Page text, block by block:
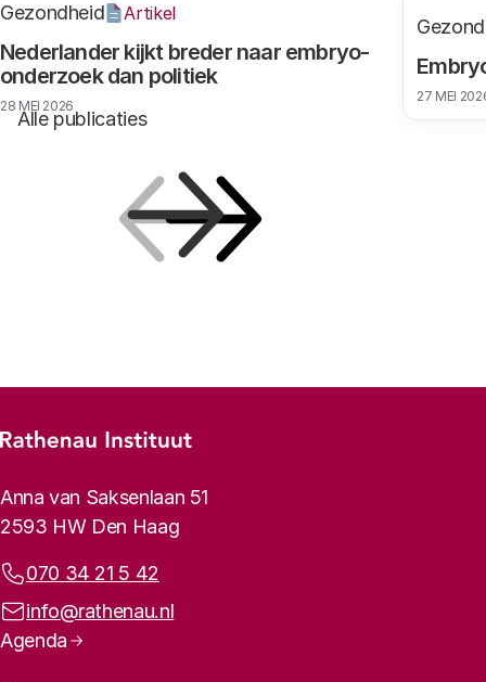
Alle publicaties
Nederlander kijkt breder naar embryo-
onderzoek dan politiek
Gezondheid Artikel
28 MEI 2026
27 MEI
Footer-menu
Rathenau logo, naar de homepage
Contactinformatie
Anna van Saksenlaan 51
2593 HW Den Haag
Telefoonnummer:
070 34 21 5 42
E-mailadres:
info@rathenau.nl
Paginanavigatie
Agenda